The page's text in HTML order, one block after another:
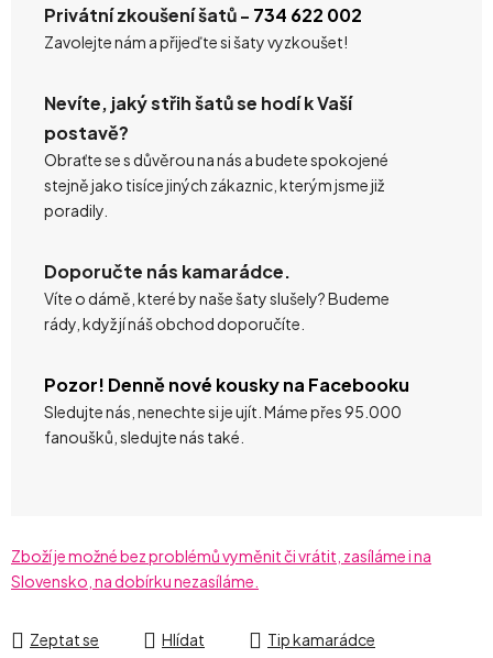
Privátní zkoušení šatů - 734 622 002
Zavolejte nám a přijeďte si šaty vyzkoušet!
Nevíte, jaký střih šatů se hodí k Vaší
postavě?
Obraťte se s důvěrou na nás a budete spokojené
stejně jako tisíce jiných zákaznic, kterým jsme již
poradily.
Doporučte nás kamarádce.
Víte o dámě, které by naše šaty slušely? Budeme
rády, když jí náš obchod doporučíte.
Pozor! Denně nové kousky na Facebooku
Sledujte nás, nenechte si je ujít. Máme přes 95.000
fanoušků, sledujte nás také.
Zboží je možné bez problémů vyměnit či vrátit, zasíláme i na
Slovensko, na dobírku nezasíláme.
Zeptat se Hlídat Tip kamarádce